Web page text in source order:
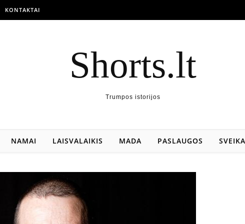
KONTAKTAI
Shorts.lt
Trumpos istorijos
NAMAI LAISVALAIKIS MADA PASLAUGOS